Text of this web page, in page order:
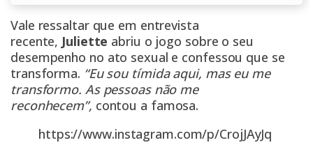
Vale ressaltar que em entrevista
recente, Juliette abriu o jogo sobre o seu
desempenho no ato sexual e confessou que se
transforma. “Eu sou tímida aqui, mas eu me
transformo. As pessoas não me
reconhecem”, contou a famosa.
https://www.instagram.com/p/CrojJAyJq